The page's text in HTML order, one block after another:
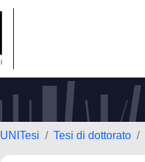
UNITesi Tesi di dottorato